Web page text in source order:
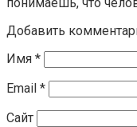
Добавить
Имя *
Email *
Сайт